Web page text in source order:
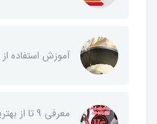
آموزش استفاده
معرفی 9